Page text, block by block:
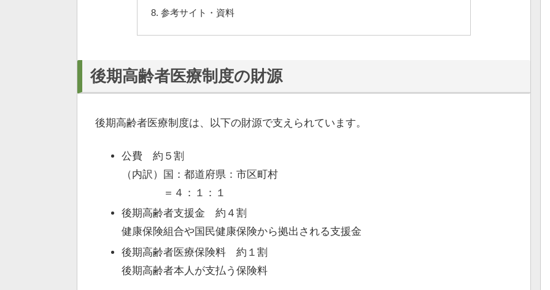
参考サイト・資料
後期高齢者医療制度の財源
後期高齢者医療制度は、以下の財源で支えられています。
公費 約５割
（内訳）国：都道府県：市区町村
＝４：１：１
後期高齢者支援金 約４割
健康保険組合や国民健康保険から拠出される支援金
後期高齢者医療保険料 約１割
後期高齢者本人が支払う保険料